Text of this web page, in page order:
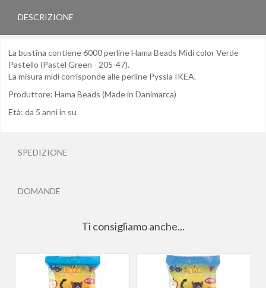
DESCRIZIONE
La bustina contiene 6000 perline Hama Beads Midi color Verde
Pastello (Pastel Green - 205-47).
La misura midi corrisponde alle perline Pyssla IKEA.
Produttore: Hama Beads (Made in Danimarca)
Età: da 5 anni in su
SPEDIZIONE
DOMANDE
Ti consigliamo anche...